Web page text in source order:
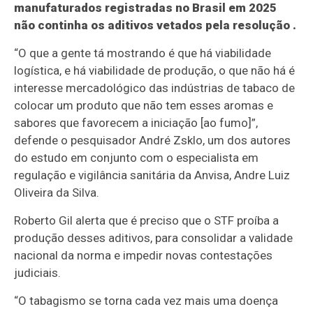
manufaturados registradas no Brasil em 2025
não continha os aditivos vetados pela resolução .
“O que a gente tá mostrando é que há viabilidade
logística, e há viabilidade de produção, o que não há é
interesse mercadológico das indústrias de tabaco de
colocar um produto que não tem esses aromas e
sabores que favorecem a iniciação [ao fumo]”,
defende o pesquisador André Zsklo, um dos autores
do estudo em conjunto com o especialista em
regulação e vigilância sanitária da Anvisa, Andre Luiz
Oliveira da Silva.
Roberto Gil alerta que é preciso que o STF proíba a
produção desses aditivos, para consolidar a validade
nacional da norma e impedir novas contestações
judiciais.
“O tabagismo se torna cada vez mais uma doença